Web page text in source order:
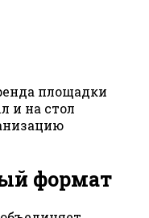
площадки
и на стол
формат